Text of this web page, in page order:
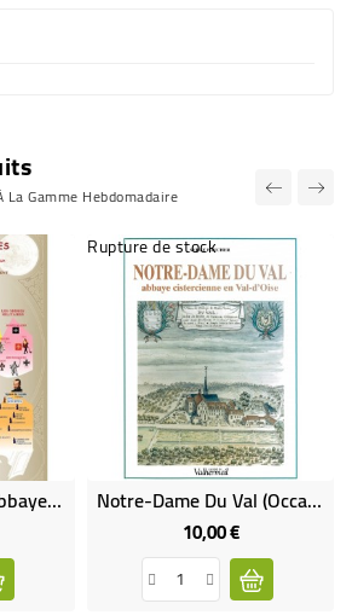
Gamme Hebdomadaire
Chronologies Des Abbayes Et Monastères - Principaux Ordres Monastiques Et Religieux Des Origines Au XXIe Siècle
Rupture de stock
Notre-Dame Du Val (Occasion)
10,00 €Prix